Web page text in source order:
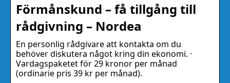
Förmånskund – få tillgång till
rådgivning – Nordea
En personlig rådgivare att kontakta om du
behöver diskutera något kring din ekonomi. ·
Vardagspaketet för 29 kronor per månad
(ordinarie pris 39 kr per månad).